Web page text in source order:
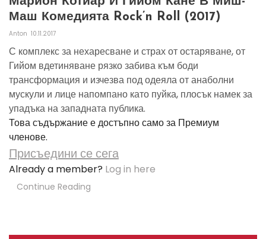
Маш Комедията Rock’n Roll (2017)
Anton 10.11.2017
С комплекс за нехаресване и страх от остаряване, от
Гийом вдетиняване рязко забива към боди
трансформация и изчезва под одеяла от анаболни
мускули и лице напомпано като пуйка, плосък намек за
упадъка на западната публика.
Това съдържание е достъпно само за Премиум
членове.
Присъедини се сега
Already a member? Log in here
Continue Reading